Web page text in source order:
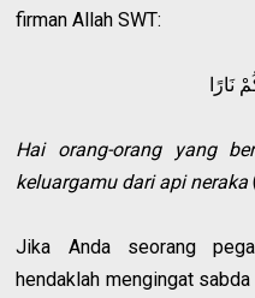
firman Allah SWT:
نَارًا
Hai orang-orang yang
keluargamu dari api neraka
Jika Anda seorang
hendaklah mengingat